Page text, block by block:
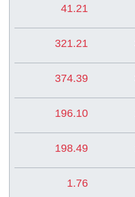
41.21
321.21
374.39
196.10
198.49
1.76